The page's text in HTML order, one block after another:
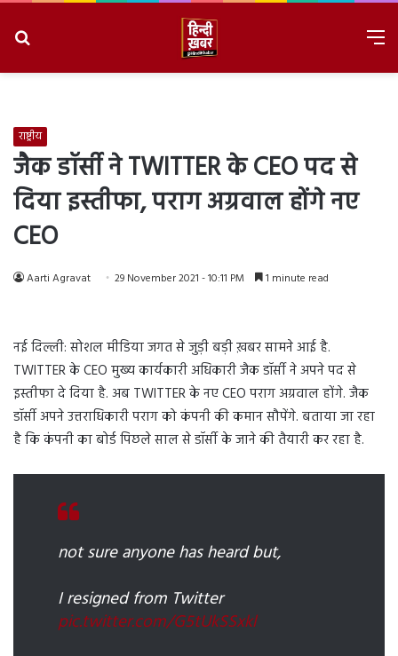
राष्ट्रीय
जैक डॉर्सी ने TWITTER के CEO पद से
दिया इस्तीफा, पराग अग्रवाल होंगे नए
CEO
Aarti Agravat 29 November 2021 - 10:11 PM 1 minute read
नई दिल्ली: सोशल मीडिया जगत से जुड़ी बड़ी ख़बर सामने आई है.
TWITTER के CEO मुख्य कार्यकारी अधिकारी जैक डॉर्सी ने अपने पद से
इस्तीफा दे दिया है. अब TWITTER के नए CEO पराग अग्रवाल होंगे. जैक
डॉर्सी अपने उत्तराधिकारी पराग को कंपनी की कमान सौपेंगे. बताया जा रहा
है कि कंपनी का बोर्ड पिछले साल से डॉर्सी के जाने की तैयारी कर रहा है.
not sure anyone has heard but,
I resigned from Twitter
pic.twitter.com/G5tUkSSxkl